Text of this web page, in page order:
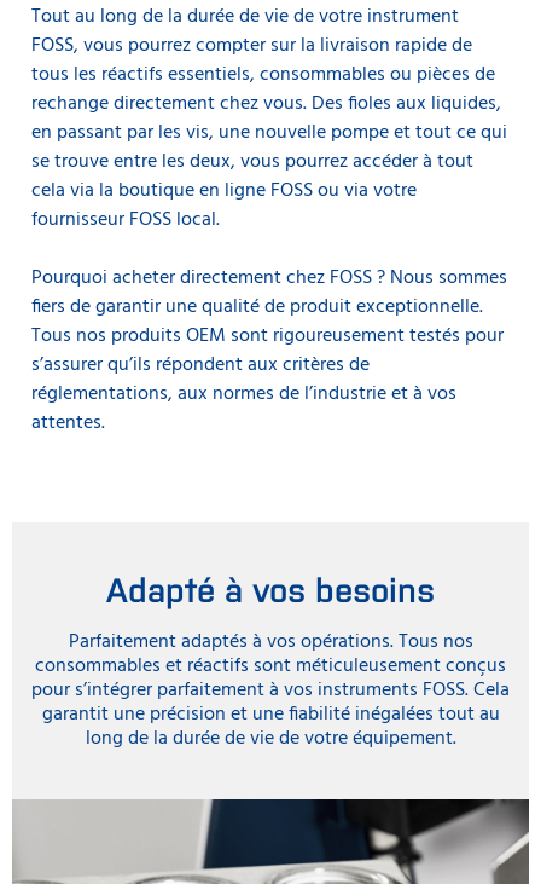
Tout au long de la durée de vie de votre instrument
FOSS, vous pourrez compter sur la livraison rapide de
tous les réactifs essentiels, consommables ou pièces de
rechange directement chez vous. Des fioles aux liquides,
en passant par les vis, une nouvelle pompe et tout ce qui
se trouve entre les deux, vous pourrez accéder à tout
cela via la boutique en ligne FOSS ou via votre
fournisseur FOSS local.
Pourquoi acheter directement chez FOSS ? Nous sommes
fiers de garantir une qualité de produit exceptionnelle.
Tous nos produits OEM sont rigoureusement testés pour
s’assurer qu’ils répondent aux critères de
réglementations, aux normes de l’industrie et à vos
attentes.
Adapté à vos besoins
Parfaitement adaptés à vos opérations. Tous nos
consommables et réactifs sont méticuleusement conçus
pour s’intégrer parfaitement à vos instruments FOSS. Cela
garantit une précision et une fiabilité inégalées tout au
long de la durée de vie de votre équipement.